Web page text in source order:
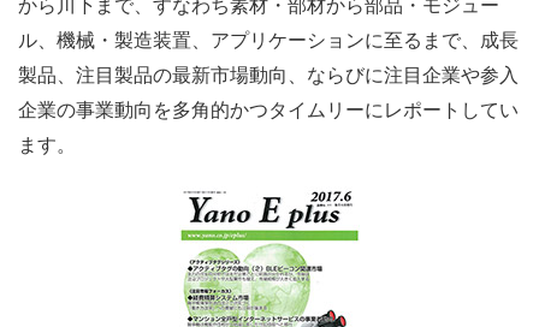
から川下まで、すなわち素材・部材から部品・モジュー
ル、機械・製造装置、アプリケーションに至るまで、成長
製品、注目製品の最新市場動向、ならびに注目企業や参入
企業の事業動向を多角的かつタイムリーにレポートしてい
ます。